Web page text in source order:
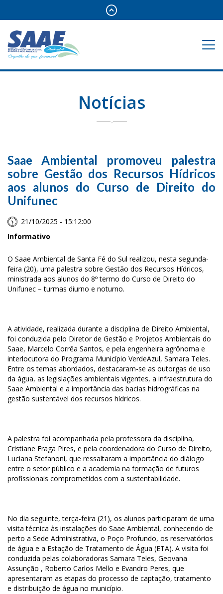
Notícias
Saae Ambiental promoveu palestra
sobre Gestão dos Recursos Hídricos
aos alunos do Curso de Direito do
Unifunec
21/10/2025 - 15:12:00
Informativo
O Saae Ambiental de Santa Fé do Sul realizou, nesta segunda-
feira (20), uma palestra sobre Gestão dos Recursos Hídricos,
ministrada aos alunos do 8º termo do Curso de Direito do
Unifunec – turmas diurno e noturno.
A atividade, realizada durante a disciplina de Direito Ambiental,
foi conduzida pelo Diretor de Gestão e Projetos Ambientais do
Saae, Marcelo Corrêa Santos, e pela engenheira agrônoma e
interlocutora do Programa Município VerdeAzul, Samara Teles.
Entre os temas abordados, destacaram-se as outorgas de uso
da água, as legislações ambientais vigentes, a infraestrutura do
Saae Ambiental e a importância das bacias hidrográficas na
gestão sustentável dos recursos hídricos.
A palestra foi acompanhada pela professora da disciplina,
Cristiane Fraga Pires, e pela coordenadora do Curso de Direito,
Luciana Stefanoni, que ressaltaram a importância do diálogo
entre o setor público e a academia na formação de futuros
profissionais comprometidos com a sustentabilidade.
No dia seguinte, terça-feira (21), os alunos participaram de uma
visita técnica às instalações do Saae Ambiental, conhecendo de
perto a Sede Administrativa, o Poço Profundo, os reservatórios
de água e a Estação de Tratamento de Água (ETA). A visita foi
conduzida pelas colaboradoras Samara Teles, Geovana
Assunção , Roberto Carlos Mello e Evandro Peres, que
apresentaram as etapas do processo de captação, tratamento
e distribuição de água no município.